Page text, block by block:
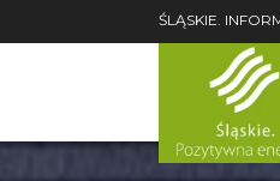
ŚLĄSKIE.